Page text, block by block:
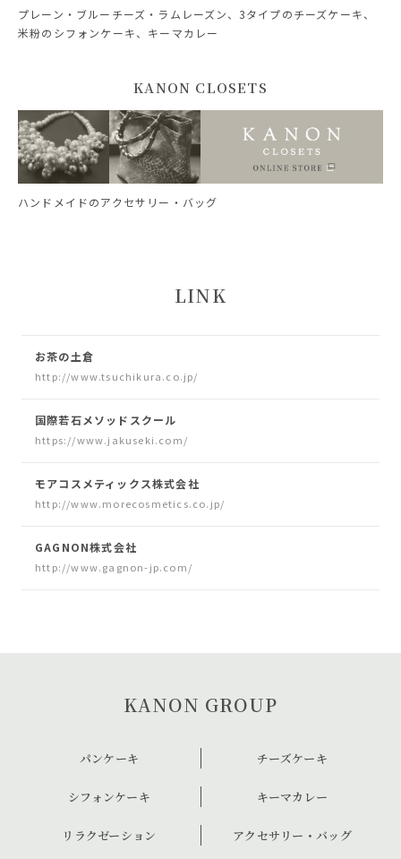
プレーン・ブルーチーズ・ラムレーズン、3タイプのチーズケーキ、
米粉のシフォンケーキ、キーマカレー
KANON CLOSETS
ハンドメイドのアクセサリー・バッグ
LINK
お茶の土倉
http://www.tsuchikura.co.jp/
国際若石メソッドスクール
https://www.jakuseki.com/
モアコスメティックス株式会社
http://www.morecosmetics.co.jp/
GAGNON株式会社
http://www.gagnon-jp.com/
KANON GROUP
パンケーキ チーズケーキ
シフォンケーキ キーマカレー
リラクゼーション アクセサリー・バッグ